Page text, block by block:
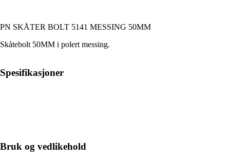
PN SKÅTER BOLT 5141 MESSING 50MM
Skåtebolt 50MM i polert messing.
Spesifikasjoner
Bruk og vedlikehold